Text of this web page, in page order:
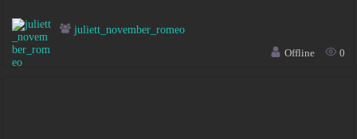
juliett_november_romeo
Offline
0